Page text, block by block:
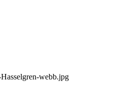
webb.jpg